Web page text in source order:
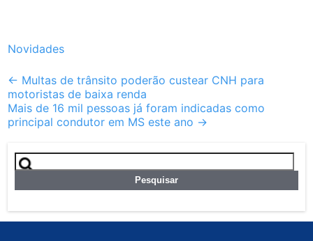
Novidades
Post
navigation
← Multas de trânsito poderão custear CNH para
motoristas de baixa renda
Mais de 16 mil pessoas já foram indicadas como
principal condutor em MS este ano →
Pesquisar
por: